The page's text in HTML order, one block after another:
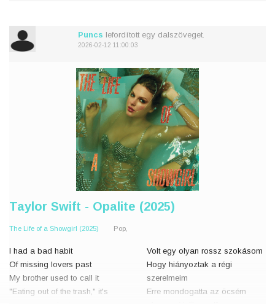
my heart, break my heart
Összetörné a szívem, �
Puncs lefordított egy dalszöveget.
2026-02-12 11:00:03
Taylor Swift - Opalite (2025)
The Life of a Showgirl (2025) Pop,
I had a bad habit
Of missing lovers past
My brother used to call it
"Eating out of the trash," it's
Volt egy olyan rossz szokásom
Hogy hiányoztak a régi
szerelmeim
Erre mondogatta az öcsém